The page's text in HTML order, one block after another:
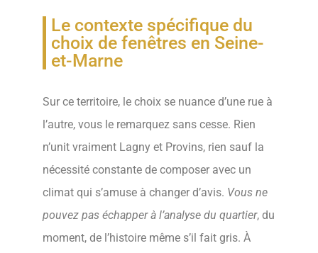
Le contexte spécifique du
choix de fenêtres en Seine-
et-Marne
Sur ce territoire, le choix se nuance d’une rue à
l’autre, vous le remarquez sans cesse. Rien
n’unit vraiment Lagny et Provins, rien sauf la
nécessité constante de composer avec un
climat qui s’amuse à changer d’avis. Vous ne
pouvez pas échapper à l’analyse du quartier, du
moment, de l’histoire même s’il fait gris. À